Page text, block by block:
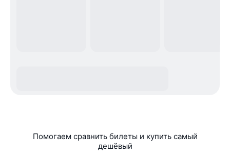
Помогаем сравнить билеты и купить самый
дешёвый